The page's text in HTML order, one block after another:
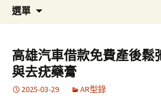
選單
容
高雄汽車借款免費產後鬆
與去疣藥膏
2025-03-29 AR型錄